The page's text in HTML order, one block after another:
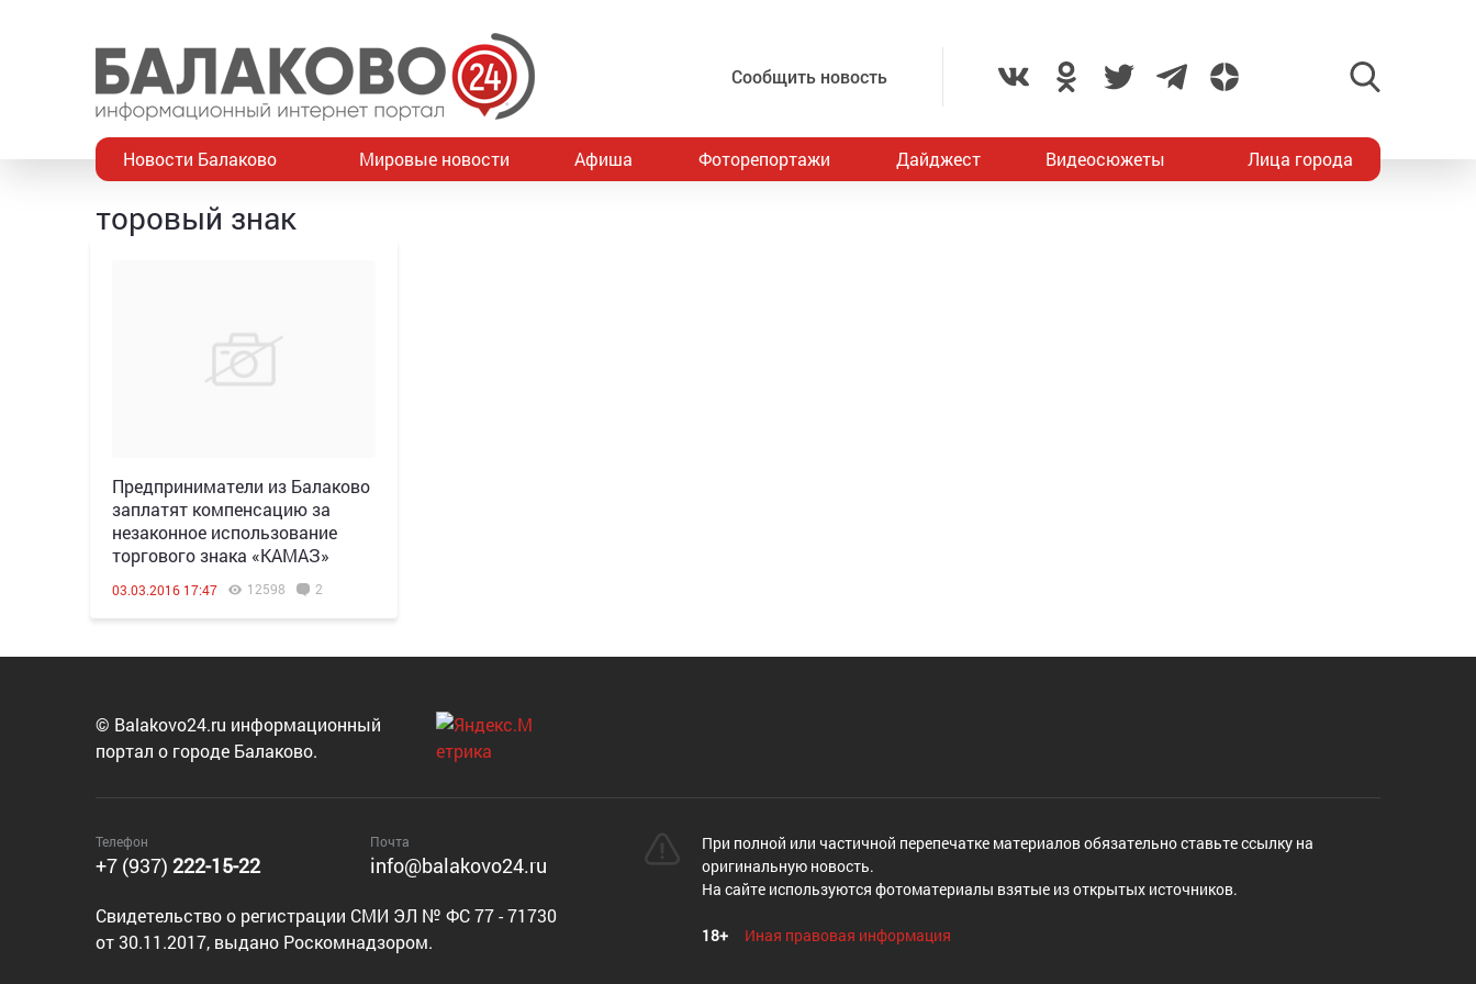
Сообщить новость
Новости Балаково Мировые новости Афиша Фоторепортажи Дайджест Видеосюжеты Лица города
торовый знак
Предприниматели из Балаково
заплатят компенсацию за
незаконное использование
торгового знака «КАМАЗ»
03.03.2016 17:47 12598 2
© Balakovo24.ru информационный
портал о городе Балаково.
Телефон
+7 (937) 222-15-22
Почта
info@balakovo24.ru
Cвидетельство о регистрации СМИ ЭЛ № ФС 77 - 71730
от 30.11.2017, выдано Роскомнадзором.
При полной или частичной перепечатке материалов обязательно ставьте ссылку на
оригинальную новость.
На сайте используются фотоматериалы взятые из открытых источников.
18+ Иная правовая информация